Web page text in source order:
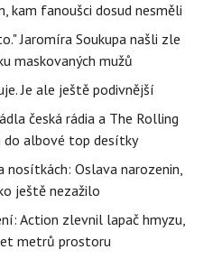
kam fanoušci dosud nesměli
Jaromíra Soukupa našli zle
maskovaných mužů
Je ale ještě podivnější
česká rádia a The Rolling
do albové top desítky
nosítkách: Oslava narozenin,
ještě nezažilo
Action zlevnil lapač hmyzu,
metrů prostoru